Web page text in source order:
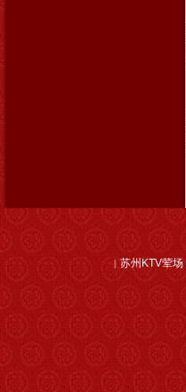
| 苏州KTV荤场